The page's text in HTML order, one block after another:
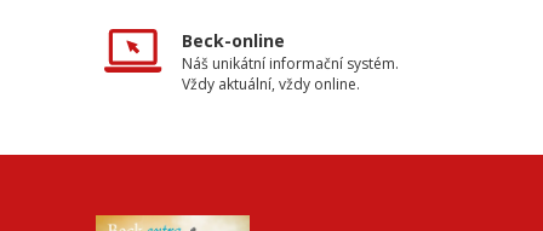
Beck-online
Náš unikátní informační systém.
Vždy aktuální, vždy online.